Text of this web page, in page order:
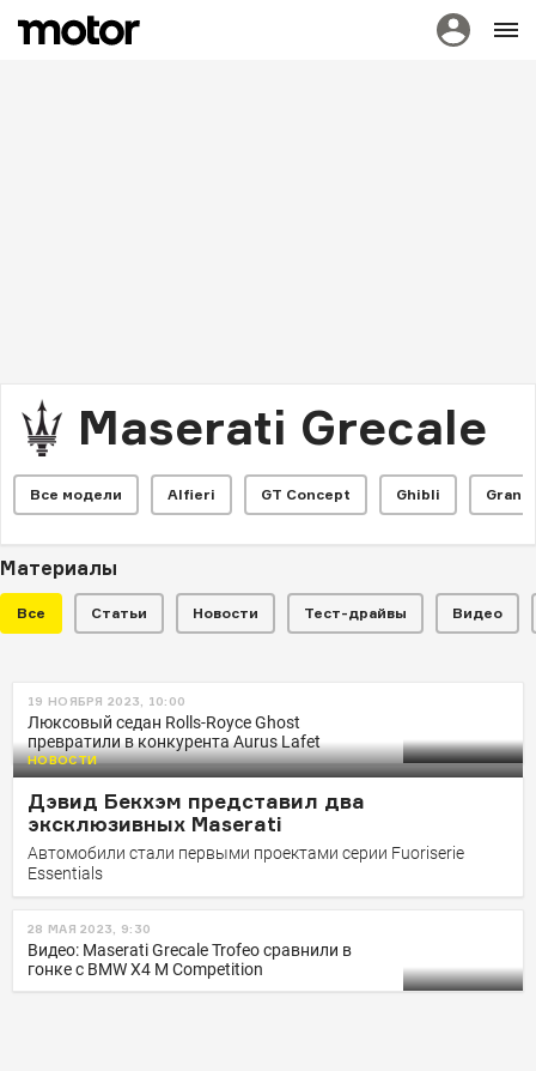
Maserati Grecale
Все модели Alfieri GT Concept Ghibli
Материалы
Все Статьи Новости Тест-драйвы Видео
Электромобиль Hyundai бросил
вызов премиальным
кроссоверам в гонке по прямой
В заезде приняли участие Jaguar, Maserati, Lamborghini
и Porsche
19 НОЯБРЯ 2023, 10:00
Люксовый седан Rolls-Royce Ghost
превратили в конкурента Aurus Lafet
НОВОСТИ
Дэвид Бекхэм представил два
эксклюзивных Maserati
Автомобили стали первыми проектами серии Fuoriserie
Essentials
28 МАЯ 2023, 9:30
Видео: Maserati Grecale Trofeo сравнили в
гонке с BMW X4 M Competition